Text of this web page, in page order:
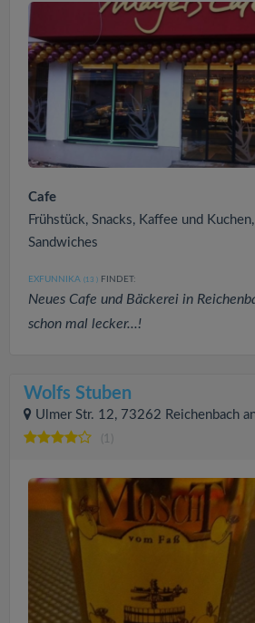
Cafe
Frühstück, Snacks, Kaffee und
Sandwiches
EXFUNNIKA (13 ) FINDET:
Neues Cafe und Bäckerei in
schon mal lecker...!
Wolfs Stuben
Ulmer Str. 12, 73262 Reichenbach